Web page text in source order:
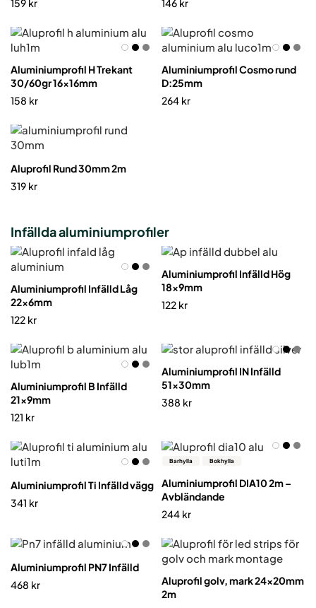
159 kr
146 kr
Aluminiumprofil H Trekant
30/60gr 16x16mm
158 kr
Aluminiumprofil Cosmo rund
D:25mm
264 kr
Aluprofil Rund 30mm 2m
319 kr
Infällda aluminiumprofiler
Aluminiumprofil Infälld Låg
22x6mm
122 kr
Aluminiumprofil Infälld Hög
18x9mm
122 kr
Aluminiumprofil B Infälld
21x9mm
121 kr
Aluminiumprofil IN Infälld
51x30mm
388 kr
Aluminiumprofil Ti Infälld vägg
341 kr
Barhylla Bokhylla
Aluminiumprofil DIA10 2m –
Avbländande
244 kr
Aluminiumprofil PN7 Infälld
468 kr
Aluprofil golv, mark 24x20mm
2m